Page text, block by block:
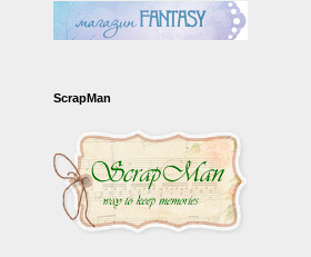
ScrapMan